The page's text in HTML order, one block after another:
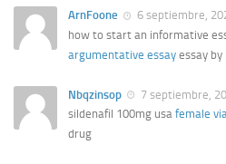
ArnFoone
6 septiembre,
how to start an informative
argumentative essay essay
Nbqzinsop
7 septiembre,
sildenafil 100mg usa female
drug